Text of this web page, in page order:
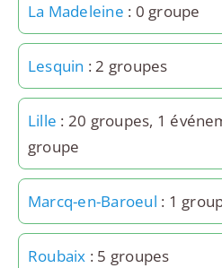
La Madeleine : 0 groupe
Lesquin : 2 groupes
Lille : 20 groupes, 1
groupe
Marcq-en-Baroeul : 1
Roubaix : 5 groupes